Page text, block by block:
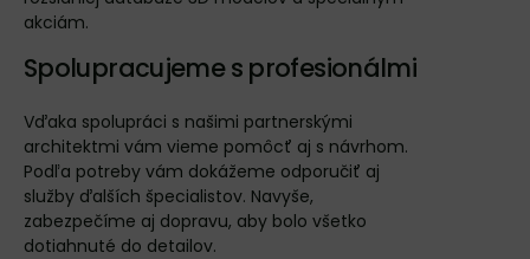
akciám.
Spolupracujeme s profesionálmi
Vďaka spolupráci s našimi partnerskými
architektmi vám vieme pomôcť aj s návrhom.
Podľa potreby vám dokážeme odporučiť aj
služby ďalších špecialistov. Navyše,
zabezpečíme aj dopravu, aby bolo všetko
dotiahnuté do detailov.